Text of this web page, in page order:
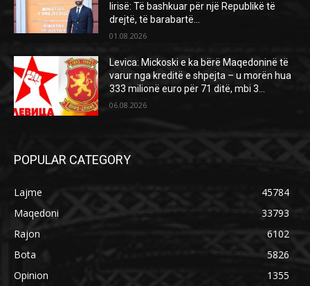
lirisë: Të bashkuar për një Republikë të
drejtë, të barabartë...
01.08.2026
Levica: Mickoski e ka bërë Maqedoninë të
varur nga kreditë e shpejta – u morën hua
333 milionë euro për 71 ditë, mbi 3...
06.08.2026
POPULAR CATEGORY
Lajme
45784
Maqedoni
33793
Rajon
6102
Bota
5826
Opinion
1355